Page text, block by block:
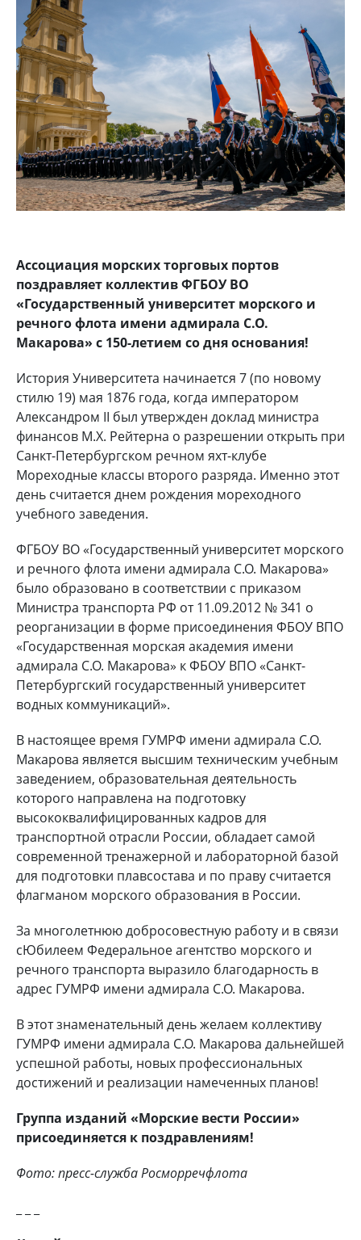
Ассоциация морских торговых портов
поздравляет коллектив ФГБОУ ВО
«Государственный университет морского и
речного флота имени адмирала С.О.
Макарова» с 150-летием со дня основания!
История Университета начинается 7 (по новому
стилю 19) мая 1876 года, когда императором
Александром II был утвержден доклад министра
финансов М.X. Рейтерна о разрешении открыть при
Санкт-Петербургском речном яхт-клубе
Мореходные классы второго разряда. Именно этот
день считается днем рождения мореходного
учебного заведения.
ФГБОУ ВО «Государственный университет морского
и речного флота имени адмирала С.О. Макарова»
было образовано в соответствии с приказом
Министра транспорта РФ от 11.09.2012 № 341 о
реорганизации в форме присоединения ФБОУ ВПО
«Государственная морская академия имени
адмирала С.О. Макарова» к ФБОУ ВПО «Санкт-
Петербургский государственный университет
водных коммуникаций».
В настоящее время ГУМРФ имени адмирала С.О.
Макарова является высшим техническим учебным
заведением, образовательная деятельность
которого направлена на подготовку
высококвалифицированных кадров для
транспортной отрасли России, обладает самой
современной тренажерной и лабораторной базой
для подготовки плавсостава и по праву считается
флагманом морского образования в России.
За многолетнюю добросовестную работу и в связи
сЮбилеем Федеральное агентство морского и
речного транспорта выразило благодарность в
адрес ГУМРФ имени адмирала С.О. Макарова.
В этот знаменательный день желаем коллективу
ГУМРФ имени адмирала С.О. Макарова дальнейшей
успешной работы, новых профессиональных
достижений и реализации намеченных планов!
Группа изданий «Морские вести России»
присоединяется к поздравлениям!
Фото: пресс-служба Росморречфлота